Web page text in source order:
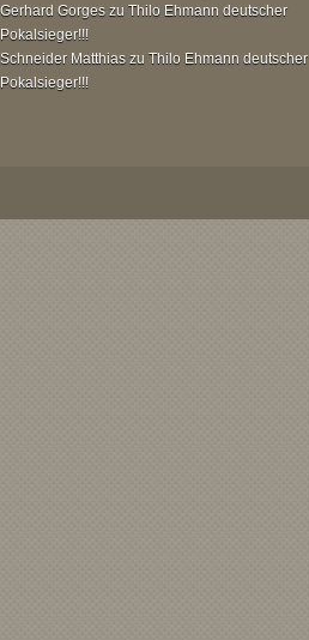
Gerhard Gorges zu Thilo Ehmann deutscher
Pokalsieger!!!
Schneider Matthias zu Thilo Ehmann deutscher
Pokalsieger!!!